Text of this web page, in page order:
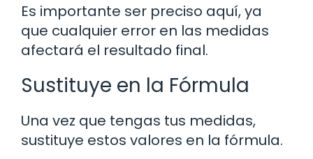
Es importante ser preciso aquí, ya
que cualquier error en las medidas
afectará el resultado final.
Sustituye en la Fórmula
Una vez que tengas tus medidas,
sustituye estos valores en la fórmula.